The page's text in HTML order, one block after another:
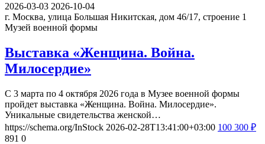
2026-03-03 2026-10-04
г. Москва, улица Большая Никитская, дом 46/17, строение 1
Музей военной формы
Выставка «Женщина. Война.
Милосердие»
С 3 марта по 4 октября 2026 года в Музее военной формы
пройдет выставка «Женщина. Война. Милосердие».
Уникальные свидетельства женской…
https://schema.org/InStock 2026-02-28T13:41:00+03:00 100 300 ₽
891 0